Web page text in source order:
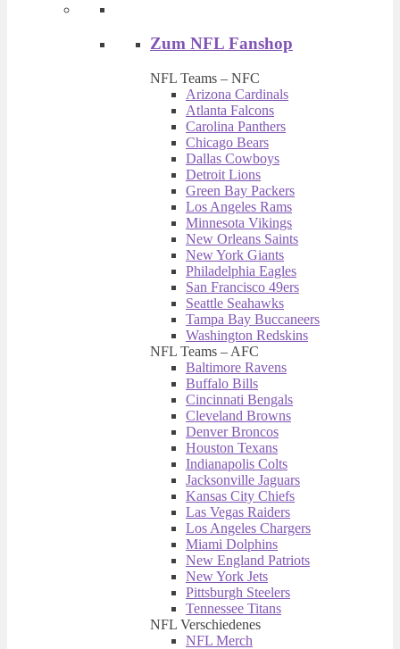
Zum NFL Fanshop
NFL Teams – NFC
Arizona Cardinals
Atlanta Falcons
Carolina Panthers
Chicago Bears
Dallas Cowboys
Detroit Lions
Green Bay Packers
Los Angeles Rams
Minnesota Vikings
New Orleans Saints
New York Giants
Philadelphia Eagles
San Francisco 49ers
Seattle Seahawks
Tampa Bay Buccaneers
Washington Redskins
NFL Teams – AFC
Baltimore Ravens
Buffalo Bills
Cincinnati Bengals
Cleveland Browns
Denver Broncos
Houston Texans
Indianapolis Colts
Jacksonville Jaguars
Kansas City Chiefs
Las Vegas Raiders
Los Angeles Chargers
Miami Dolphins
New England Patriots
New York Jets
Pittsburgh Steelers
Tennessee Titans
NFL Verschiedenes
NFL Merch